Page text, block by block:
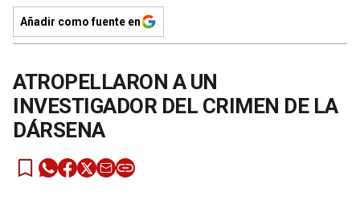
Añadir como fuente en
ATROPELLARON A UN
INVESTIGADOR DEL CRIMEN DE LA
DÁRSENA